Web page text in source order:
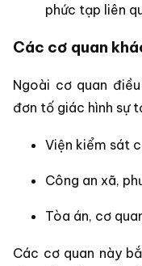
phức tạp liên
Các cơ quan
Ngoài cơ quan
đơn tố giác hình sự
Viện kiểm sát
Công an xã,
Tòa án, cơ
Các cơ quan này